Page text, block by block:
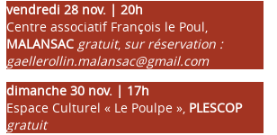
vendredi 28 nov. | 20h
Centre associatif François le Poul,
MALANSAC gratuit, sur réservation :
gaellerollin.malansac@gmail.com
dimanche 30 nov. | 17h
Espace Culturel « Le Poulpe », PLESCOP
gratuit